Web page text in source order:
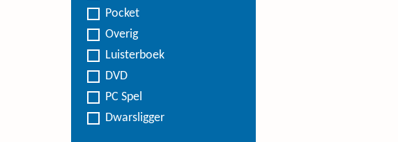
Pocket
Overig
Luisterboek
DVD
PC Spel
Dwarsligger